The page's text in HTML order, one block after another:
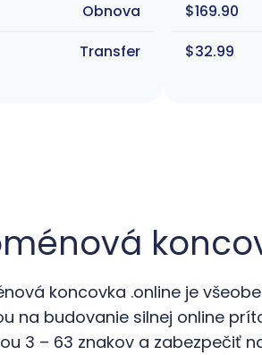
Obnova
Transfer
$169.90
$32.99
koncovka .online je
na budovanie silnej online
3 – 63 znakov a zabezpečiť